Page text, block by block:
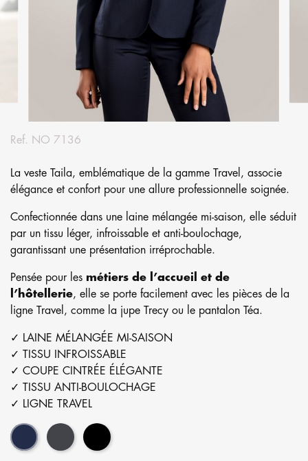
Ref. NO 7136
La veste Taila, emblématique de la gamme Travel, associe
élégance et confort pour une allure professionnelle soignée.
Confectionnée dans une laine mélangée mi-saison, elle séduit
par un tissu léger, infroissable et anti-boulochage,
garantissant une présentation irréprochable.
Pensée pour les métiers de l’accueil et de
l’hôtellerie, elle se porte facilement avec les pièces de la
ligne Travel, comme la jupe Trecy ou le pantalon Téa.
✓ LAINE MÉLANGÉE MI-SAISON
✓ TISSU INFROISSABLE
✓ COUPE CINTRÉE ÉLÉGANTE
✓ TISSU ANTI-BOULOCHAGE
✓ LIGNE TRAVEL
Marine Gris Noir